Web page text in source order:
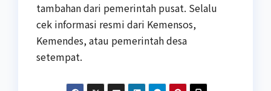
tambahan dari pemerintah pusat. Selalu
cek informasi resmi dari Kemensos,
Kemendes, atau pemerintah desa
setempat.